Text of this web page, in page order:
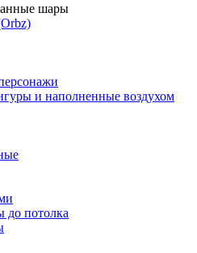
шары
и наполненные воздухом
потолка